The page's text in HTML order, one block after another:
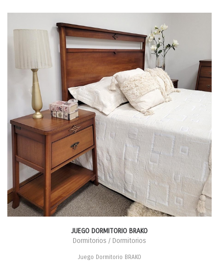
JUEGO DORMITORIO BRAKO
Dormitorios / Dormitorios
Juego Dormitorio BRAKO